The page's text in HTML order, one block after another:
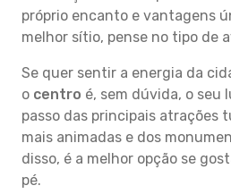
próprio encanto e vantagens
melhor sítio, pense no tipo de
Se quer sentir a energia da
o centro é, sem dúvida, o seu
passo das principais atrações
mais animadas e dos
disso, é a melhor opção se
pé.